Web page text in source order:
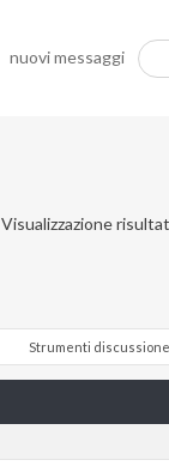
nuovi messaggi
Visualizzazione
Strumenti discussione